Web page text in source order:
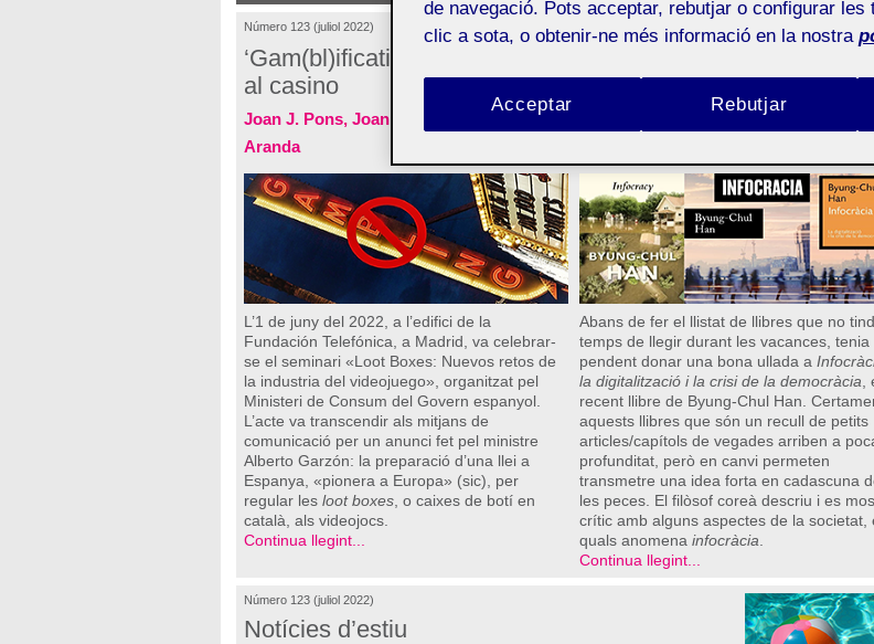
Número 123 (juliol 2022)
‘Gam(bl)ification’: del videojoc
al casino
Joan J. Pons, Joan Arnedo Moreno, Dani
Aranda
L’1 de juny del 2022, a l’edifici de la
Fundación Telefónica, a Madrid, va celebrar-
se el seminari «Loot Boxes: Nuevos retos de
la industria del videojuego», organitzat pel
Ministeri de Consum del Govern espanyol.
L’acte va transcendir als mitjans de
comunicació per un anunci fet pel ministre
Alberto Garzón: la preparació d’una llei a
Espanya, «pionera a Europa» (sic), per
regular les loot boxes, o caixes de botí en
català, als videojocs.
Continua llegint...
Número 123 (juliol 2022)
d’infocràcia de Byung-Chul
Abans de fer el llistat de llibres que no
temps de llegir durant les vacances, tenia
pendent donar una bona ullada a
la digitalització i la crisi de la democràcia
recent llibre de Byung-Chul Han.
aquests llibres que són un recull de petits
articles/capítols de vegades arriben a
profunditat, però en canvi permeten
transmetre una idea forta en cadascuna
les peces. El filòsof coreà descriu i es
crític amb alguns aspectes de la societat,
quals anomena infocràcia
Continua llegint...
Número 123 (juliol 2022)
Notícies d’estiu
de navegació. Pots acceptar, rebutjar o configurar
clic a sota, o obtenir-ne més informació en la nostra
Rebutjar
Acceptar